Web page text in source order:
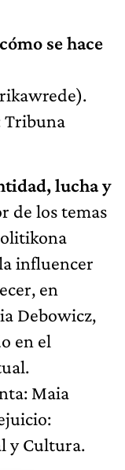
se hace
Tribuna
lucha y
de los temas
influencer
en
Debowicz,
en el
Maia
y Cultura.